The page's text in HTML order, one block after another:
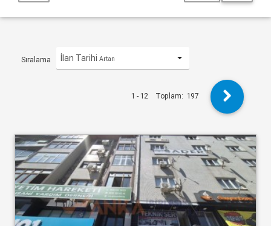
Sıralama İlan Tarihi Artan
1 - 12 Toplam: 197